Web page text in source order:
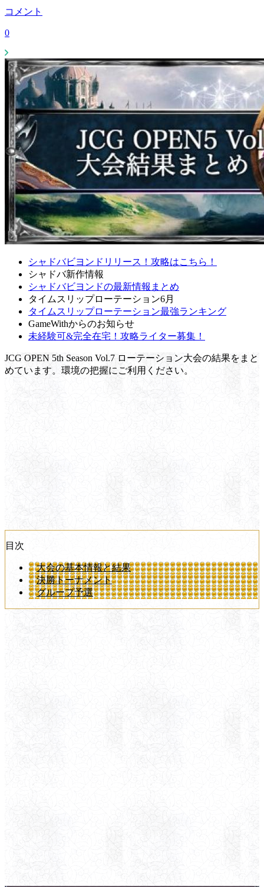
コメント
0
シャドバビヨンドリリース！攻略はこちら！
シャドバ新作情報
シャドバビヨンドの最新情報まとめ
タイムスリップローテーション6月
タイムスリップローテーション最強ランキング
GameWithからのお知らせ
未経験可&完全在宅！攻略ライター募集！
JCG OPEN 5th Season Vol.7 ローテーション大会の結果をまと
めています。環境の把握にご利用ください。
目次
大会の基本情報と結果
決勝トーナメント
グループ予選